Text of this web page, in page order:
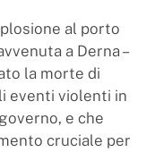
al porto
a Derna –
la morte di
eventi violenti in
e che
cruciale per